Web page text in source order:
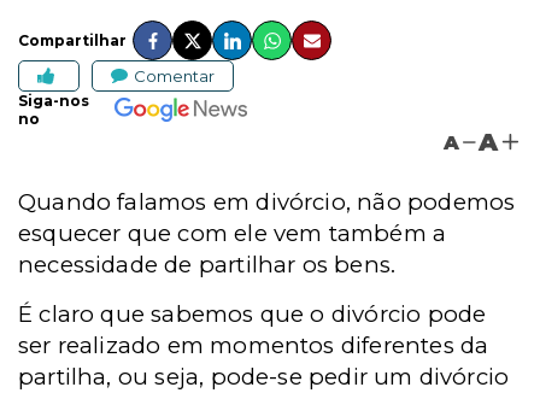
Compartilhar
Comentar
Siga-nos
no
A A
Quando falamos em divórcio, não podemos
esquecer que com ele vem também a
necessidade de partilhar os bens.
É claro que sabemos que o divórcio pode
ser realizado em momentos diferentes da
partilha, ou seja, pode-se pedir um divórcio